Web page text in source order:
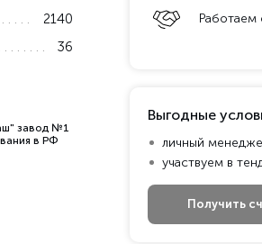
2140
36
завод №1
в РФ
Работаем
Выгодные
личный
участвуем в
Получить